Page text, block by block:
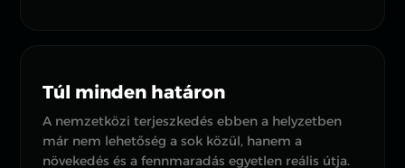
Túl minden határon
A nemzetközi terjeszkedés ebben a helyzetben
már nem lehetőség a sok közül, hanem a
növekedés és a fennmaradás egyetlen reális útja.